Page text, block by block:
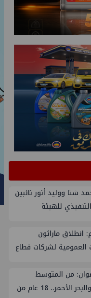
شتا ووليد أنور نائبين
للهيئة
انطلاق ماراثون
العمومية لشركات قطاع
من المتوسط
للصعيد والبحر الأحمر.. 18 عام من